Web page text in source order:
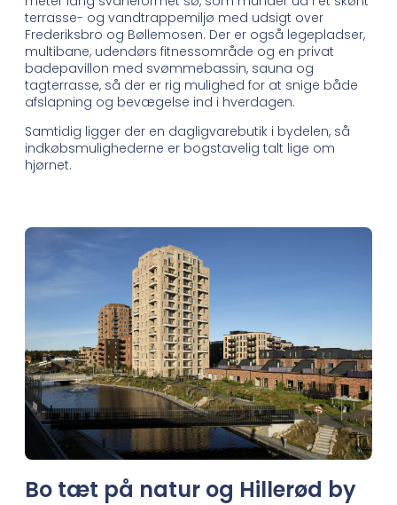
terrasse- og vandtrappemiljø med udsigt over
Frederiksbro og Bøllemosen. Der er også legepladser,
multibane, udendørs fitnessområde og en privat
badepavillon med svømmebassin, sauna og
tagterrasse, så der er rig mulighed for at snige både
afslapning og bevægelse ind i hverdagen.
Samtidig ligger der en dagligvarebutik i bydelen, så
indkøbsmulighederne er bogstavelig talt lige om
hjørnet.
Bo tæt på natur og Hillerød by